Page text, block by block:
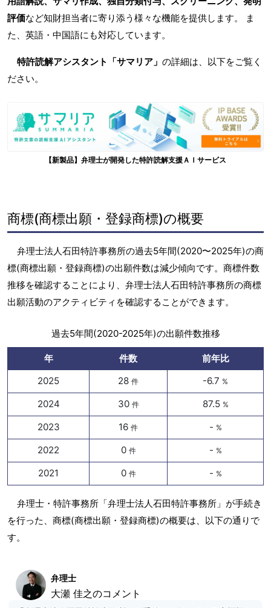
評価など知財担当者に寄り添う様々な機能を提供します。 ま
た、英語・中国語にも対応しています。
特許読解アシスタント「サマリア」 の詳細は、以下をご覧く
ださい。
【新製品】弁理士が開発した特許読解支援ＡＩサービス
商標(商標出願・登録商標)の概要
弁理士法人石田特許事務所の過去5年間(2020〜2025年)の商
標(商標出願・登録商標)の出願件数は減少傾向です。商標件数
推移を確認することにより、弁理士法人石田特許事務所の商標
出願活動のアクティビティを確認することができます。
過去5年間(2020-2025年)の出願件数推移
年 件数
前年比
2025
28 件 -6.7 %
2024 30 件 87.5 %
2023 16 件 - %
2022 0 件 - %
2021 0 件 - %
弁理士・特許事務所「弁理士法人石田特許事務所」が手続き
を行った、商標(商標出願・登録商標)の概要は、以下の通りで
す。
弁理士
大瀬 佳之のコメント